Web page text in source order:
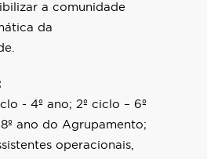
a comunidade
da
- 4º ano; 2º ciclo – 6º
ano do Agrupamento;
operacionais,